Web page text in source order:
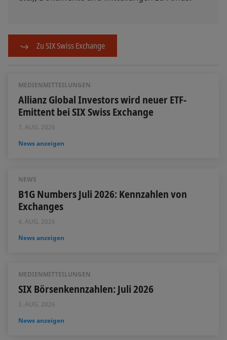
Zu SIX Swiss Exchange
MEDIENMITTEILUNGEN
Allianz Global Investors wird neuer ETF-
Emittent bei SIX Swiss Exchange
7. AUG. 2026
News anzeigen
NEWS
B1G Numbers Juli 2026: Kennzahlen von
Exchanges
4. AUG. 2026
News anzeigen
MEDIENMITTEILUNGEN
SIX Börsenkennzahlen: Juli 2026
3. AUG. 2026
News anzeigen